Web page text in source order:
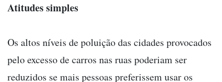
Atitudes simples
Os altos níveis de poluição das cidades provocados
pelo excesso de carros nas ruas poderiam ser
reduzidos se mais pessoas preferissem usar os